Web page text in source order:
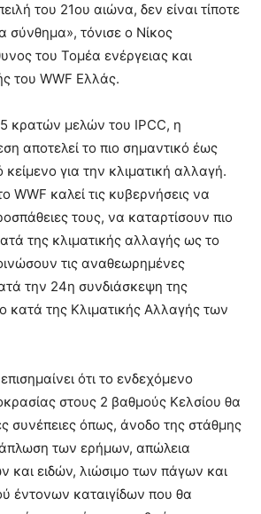
του 21ου αιώνα, δεν είναι τίποτε
τόνισε ο Νίκος
του Τομέα ενέργειας και
του WWF Ελλάς.
κρατών μελών του IPCC, η
αποτελεί το πιο σημαντικό έως
για την κλιματική αλλαγή.
WWF καλεί τις κυβερνήσεις να
τους, να καταρτίσουν πιο
της κλιματικής αλλαγής ως το
τις αναθεωρημένες
την 24η συνδιάσκεψη της
κατά της Κλιματικής Αλλαγής των
ότι το ενδεχόμενο
στους 2 βαθμούς Κελσίου θα
συνέπειες όπως, άνοδο της στάθμης
των ερήμων, απώλεια
και ειδών, λιώσιμο των πάγων και
έντονων καταιγίδων που θα